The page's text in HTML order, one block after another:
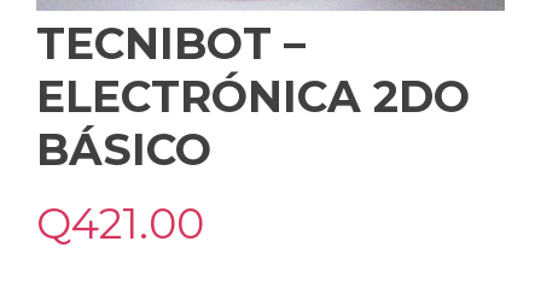
TECNIBOT –
ELECTRÓNICA 2DO
BÁSICO
Q421.00